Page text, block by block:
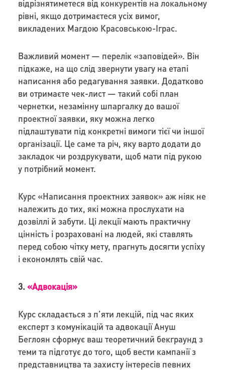
відрізнятиметеся від конкурентів на локальному
рівні, якщо дотримаєтеся усіх вимог,
викладених Магдою Красовською-Іграс.
Важливий момент — перелік «заповідей». Він
підкаже, на що слід звернути увагу на етапі
написання або редагування заявки. Додатково
ви отримаєте чек-лист — такий собі план
чернетки, незамінну шпаргалку до вашої
проектної заявки, яку можна легко
підлаштувати під конкретні вимоги тієї чи іншої
організації. Це саме та річ, яку варто додати до
закладок чи роздрукувати, щоб мати під рукою
у потрібний момент.
Курс «Написання проектних заявок» аж ніяк не
належить до тих, які можна прослухати на
дозвіллі й забути. Ці лекції мають практичну
цінність і розраховані на людей, які ставлять
перед собою чітку мету, прагнуть досягти успіху
і економлять свій час.
3. «Адвокація»
Курс складається з п’яти лекцій, під час яких
експерт з комунікацій та адвокації Ануш
Беглоян сформує ваш теоретичний бекграунд з
теми та підготує до того, щоб вести кампанії з
представництва та захисту інтересів певних